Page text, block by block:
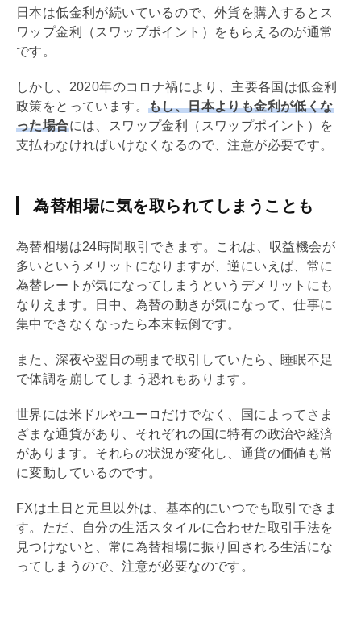
日本は低金利が続いているので、外貨を購入するとス
ワップ金利（スワップポイント）をもらえるのが通常
です。
しかし、2020年のコロナ禍により、主要各国は低金利
政策をとっています。 もし、日本よりも金利が低くな
った場合には、スワップ金利（スワップポイント）を
支払わなければいけなくなるので、注意が必要です。
為替相場に気を取られてしまうことも
為替相場は24時間取引できます。これは、収益機会が
多いというメリットになりますが、逆にいえば、常に
為替レートが気になってしまうというデメリットにも
なりえます。日中、為替の動きが気になって、仕事に
集中できなくなったら本末転倒です。
また、深夜や翌日の朝まで取引していたら、睡眠不足
で体調を崩してしまう恐れもあります。
世界には米ドルやユーロだけでなく、国によってさま
ざまな通貨があり、それぞれの国に特有の政治や経済
があります。それらの状況が変化し、通貨の価値も常
に変動しているのです。
FXは土日と元旦以外は、基本的にいつでも取引できま
す。ただ、自分の生活スタイルに合わせた取引手法を
見つけないと、常に為替相場に振り回される生活にな
ってしまうので、注意が必要なのです。